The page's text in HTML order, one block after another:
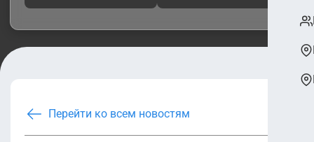
Перейти ко всем новостям